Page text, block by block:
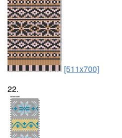
[511x700]
22.